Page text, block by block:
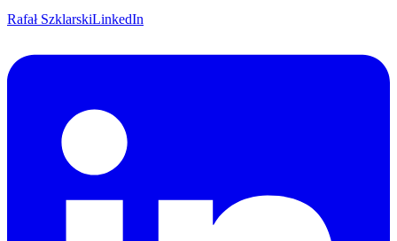
Rafał SzklarskiLinkedIn